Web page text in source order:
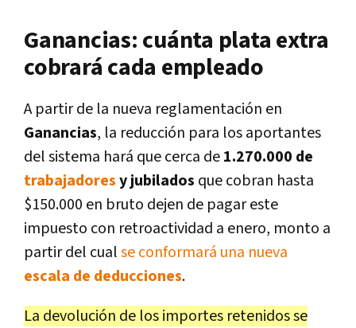
Ganancias: cuánta plata extra
cobrará cada empleado
A partir de la nueva reglamentación en
Ganancias, la reducción para los aportantes
del sistema hará que cerca de1.270.000 de
trabajadoresy jubilados que cobran hasta
$150.000 en bruto dejen de pagar este
impuesto con retroactividad a enero, monto a
partir del cualse conformará una nueva
escala de deducciones.
La devolución de los importes retenidos se